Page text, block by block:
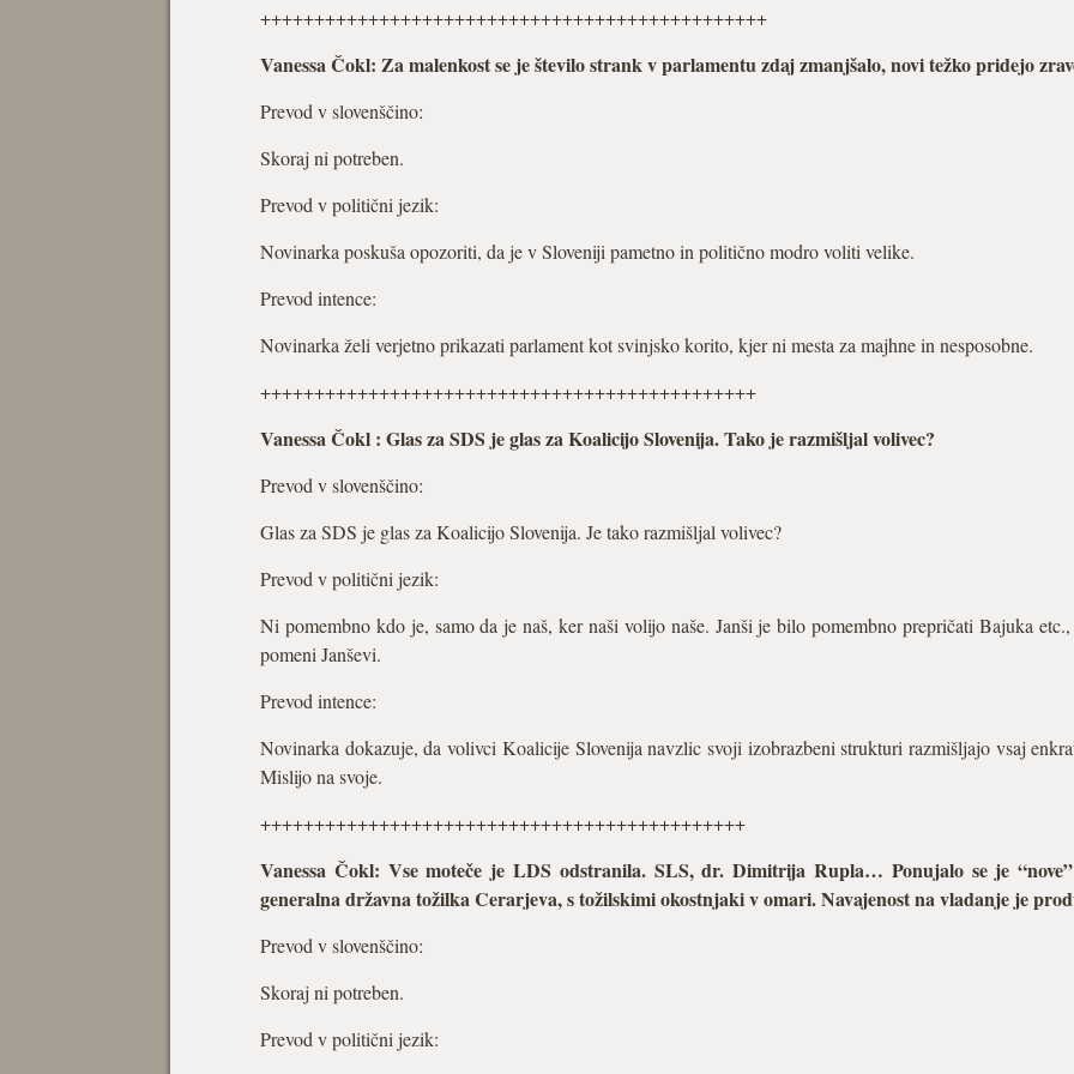
+++++++++++++++++++++++++++++++++++++++++++++++
Vanessa Čokl: Za malenkost se je število strank v parlamentu zdaj zmanjšalo, novi težko pridejo
Prevod v slovenščino:
Skoraj ni potreben.
Prevod v politični jezik:
Novinarka poskuša opozoriti, da je v Sloveniji pametno in politično modro voliti velike.
Prevod intence:
Novinarka želi verjetno prikazati parlament kot svinjsko korito, kjer ni mesta za majhne in nesposobne.
++++++++++++++++++++++++++++++++++++++++++++++
Vanessa Čokl : Glas za SDS je glas za Koalicijo Slovenija. Tako je razmišljal volivec?
Prevod v slovenščino:
Glas za SDS je glas za Koalicijo Slovenija. Je tako razmišljal volivec?
Prevod v politični jezik:
Ni pomembno kdo je, samo da je naš, ker naši volijo naše. Janši je bilo pomembno prepričati Bajuka
pomeni Janševi.
Prevod intence:
Novinarka dokazuje, da volivci Koalicije Slovenija navzlic svoji izobrazbeni strukturi razmišljajo vsaj
Mislijo na svoje.
+++++++++++++++++++++++++++++++++++++++++++++
Vanessa Čokl: Vse moteče je LDS odstranila. SLS, dr. Dimitrija Rupla… Ponujalo se je
generalna državna tožilka Cerarjeva, s tožilskimi okostnjaki v omari. Navajenost na vladanje je
Prevod v slovenščino:
Skoraj ni potreben.
Prevod v politični jezik: